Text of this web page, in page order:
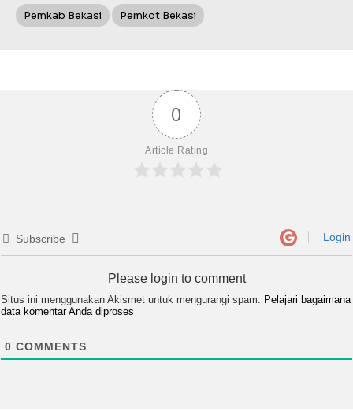
Pemkab Bekasi Pemkot Bekasi
0
Article Rating
Subscribe Login
Please login to comment
Situs ini menggunakan Akismet untuk mengurangi spam.
Pelajari bagaimana
data komentar Anda diproses
0 COMMENTS